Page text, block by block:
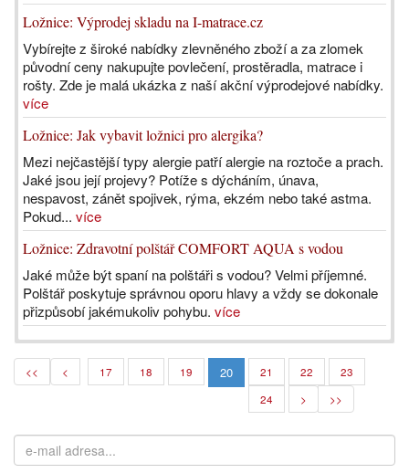
Ložnice: Výprodej skladu na I-matrace.cz
Vybírejte z široké nabídky zlevněného zboží a za zlomek
původní ceny nakupujte povlečení, prostěradla, matrace i
rošty. Zde je malá ukázka z naší akční výprodejové nabídky.
více
Ložnice: Jak vybavit ložnici pro alergika?
Mezi nejčastější typy alergie patří alergie na roztoče a prach.
Jaké jsou její projevy? Potíže s dýcháním, únava,
nespavost, zánět spojivek, rýma, ekzém nebo také astma.
Pokud... více
Ložnice: Zdravotní polštář COMFORT AQUA s vodou
Jaké může být spaní na polštáři s vodou? Velmi příjemné.
Polštář poskytuje správnou oporu hlavy a vždy se dokonale
přizpůsobí jakémukoliv pohybu. více
<< < 17 18 19 20 21 22
23
24
> >>